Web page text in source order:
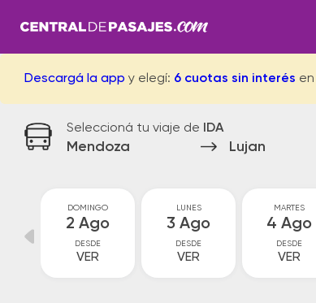
Descargá la app y elegí: 6 cuotas sin interés
Seleccioná tu viaje de IDA
Mendoza Lujan
DOMINGO
2 Ago
DESDE
VER
LUNES
3 Ago
DESDE
VER
MARTES
4 Ago
DESDE
VER